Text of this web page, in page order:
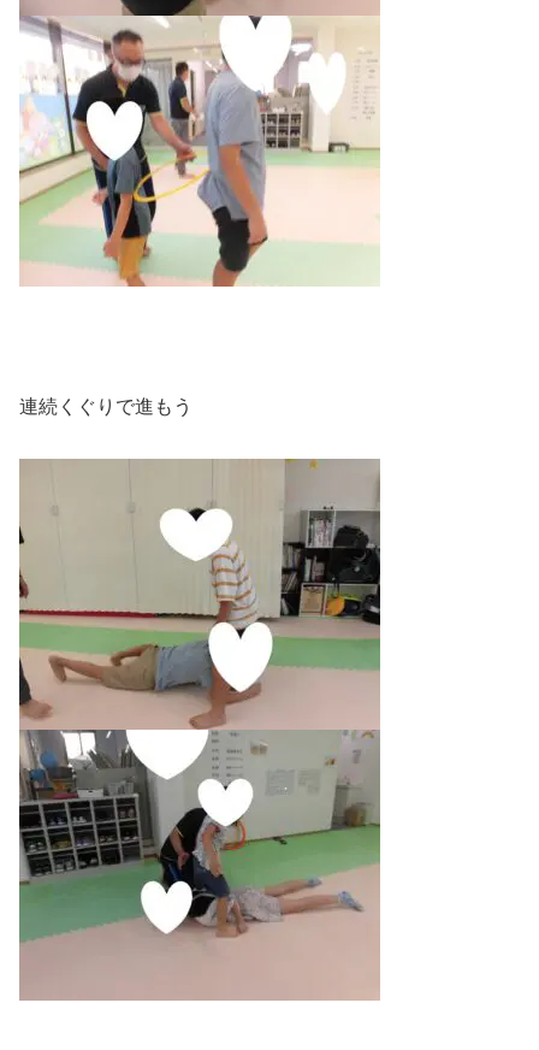
連続くぐりで進もう